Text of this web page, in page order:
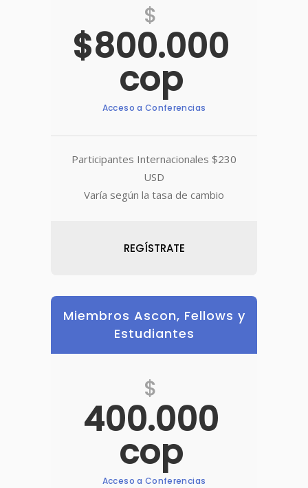
$
$800.000
cop
Acceso a Conferencias
Participantes Internacionales $230
USD
Varía según la tasa de cambio
REGÍSTRATE
Miembros Ascon, Fellows y
Estudiantes
$
400.000
cop
Acceso a Conferencias